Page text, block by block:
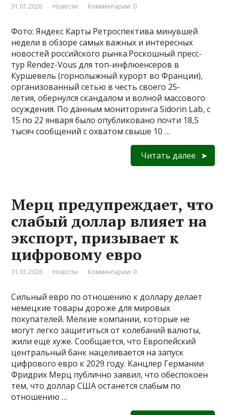
31.01.2026 Новости Комментарии: 0
Фото: Яндекс Карты Ретроспектива минувшей
недели в обзоре самых важных и интересных
новостей российского рынка.Роскошный пресс-
тур Rendez-Vous для топ-инфлюенсеров в
Куршевель (горнолыжный курорт во Франции),
организованный сетью в честь своего 25-
летия, обернулся скандалом и волной массового
осуждения. По данным мониторинга Sidorin Lab, с
15 по 22 января было опубликовано почти 18,5
тысяч сообщений с охватом свыше 10 …
Читать далее
Мерц предупреждает, что
слабый доллар влияет на
экспорт, призывает к
цифровому евро
31.01.2026 Новости Комментарии: 0
Сильный евро по отношению к доллару делает
немецкие товары дороже для мировых
покупателей. Мелкие компании, которые не
могут легко защититься от колебаний валюты,
жили ещё хуже. Сообщается, что Европейский
центральный банк нацеливается на запуск
цифрового евро к 2029 году. Канцлер Германии
Фридрих Мерц публично заявил, что обеспокоен
тем, что доллар США останется слабым по
отношению …